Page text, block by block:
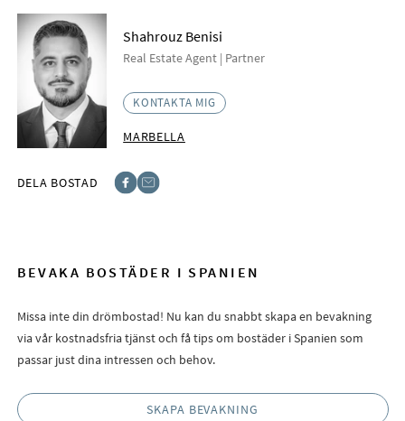
Shahrouz Benisi
Real Estate Agent | Partner
KONTAKTA MIG
MARBELLA
DELA BOSTAD
BEVAKA BOSTÄDER I SPANIEN
Missa inte din drömbostad! Nu kan du snabbt skapa en bevakning
via vår kostnadsfria tjänst och få tips om bostäder i Spanien som
passar just dina intressen och behov.
SKAPA BEVAKNING